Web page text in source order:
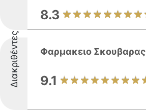
8.3
Διακριθέντες Φαρμακειο Σκουβαρας
9.1